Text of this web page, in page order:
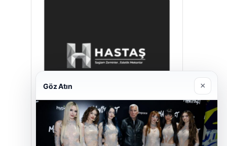
Hastaş Beton
Göz Atın ×